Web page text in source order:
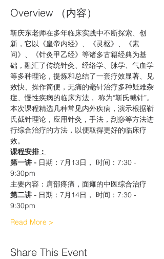
Overview （内容）
靳庆东老师在多年临床实践中不断探索、创
新，它以《皇帝内经》、《灵枢》、《素
问》、《针灸甲乙经》等诸多古籍经典为基
础，融汇了传统针灸、经络学、脉学、气血学
等多种理论，提炼和总结了一套疗效显著、见
效快、操作简便，无痛的毫针治疗多种疑难杂
症、慢性疾病的临床方法， 称为“靳氏截针”。
本次课程精选几种常见内外疾病，演示根据靳
氏截针理论，应用针灸，手法，刮痧等方法进
行综合治疗的方法，以便取得更好的临床疗
效。
课程安排：
第一讲 - 日期：7月13日， 时间：7:30 -
9:30pm
主要内容：肩部疼痛，面瘫的中医综合治疗
第二讲 - 日期：7月14日， 时间：7:30 -
9:30pm
Read More >
Share This Event